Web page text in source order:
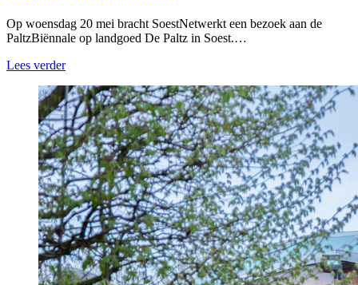
Op woensdag 20 mei bracht SoestNetwerkt een bezoek aan de
PaltzBiënnale op landgoed De Paltz in Soest.…
Lees verder